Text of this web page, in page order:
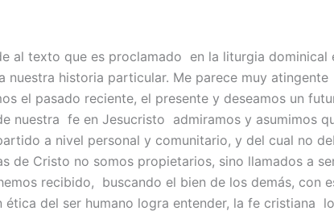
al texto que es proclamado en la liturgia
nuestra historia particular. Me parece muy
el pasado reciente, el presente y deseamos un
nuestra fe en Jesucristo admiramos y asumimos
a nivel personal y comunitario, y del cual no
de Cristo no somos propietarios, sino llamados a
recibido, buscando el bien de los demás, con
ética del ser humano logra entender, la fe cristiana